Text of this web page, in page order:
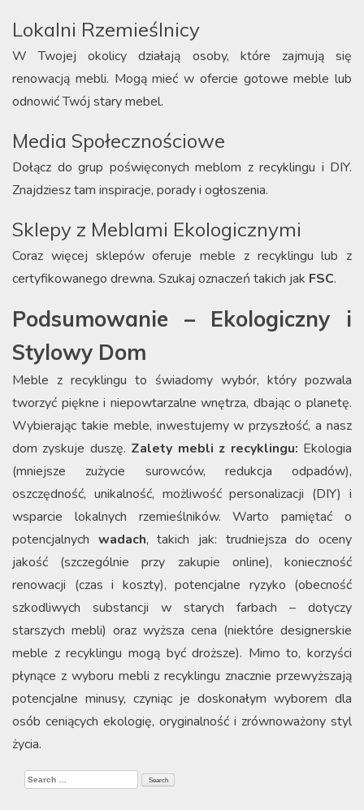
Lokalni Rzemieślnicy
W Twojej okolicy działają osoby, które zajmują się
renowacją mebli. Mogą mieć w ofercie gotowe meble lub
odnowić Twój stary mebel.
Media Społecznościowe
Dołącz do grup poświęconych meblom z recyklingu i DIY.
Znajdziesz tam inspiracje, porady i ogłoszenia.
Sklepy z Meblami Ekologicznymi
Coraz więcej sklepów oferuje meble z recyklingu lub z
certyfikowanego drewna. Szukaj oznaczeń takich jak FSC.
Podsumowanie – Ekologiczny i
Stylowy Dom
Meble z recyklingu to świadomy wybór, który pozwala
tworzyć piękne i niepowtarzalne wnętrza, dbając o planetę.
Wybierając takie meble, inwestujemy w przyszłość, a nasz
dom zyskuje duszę. Zalety mebli z recyklingu: Ekologia
(mniejsze zużycie surowców, redukcja odpadów),
oszczędność, unikalność, możliwość personalizacji (DIY) i
wsparcie lokalnych rzemieślników. Warto pamiętać o
potencjalnych wadach, takich jak: trudniejsza do oceny
jakość (szczególnie przy zakupie online), konieczność
renowacji (czas i koszty), potencjalne ryzyko (obecność
szkodliwych substancji w starych farbach – dotyczy
starszych mebli) oraz wyższa cena (niektóre designerskie
meble z recyklingu mogą być droższe). Mimo to, korzyści
płynące z wyboru mebli z recyklingu znacznie przewyższają
potencjalne minusy, czyniąc je doskonałym wyborem dla
osób ceniących ekologię, oryginalność i zrównoważony styl
życia.
Search